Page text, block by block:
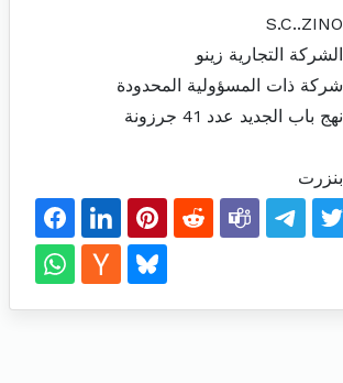
S.C..ZINO
الشركة التجارية زينو
شركة ذات المسؤولية المحدودة
نهج باب الجديد عدد 41 جرزونة
بنزرت